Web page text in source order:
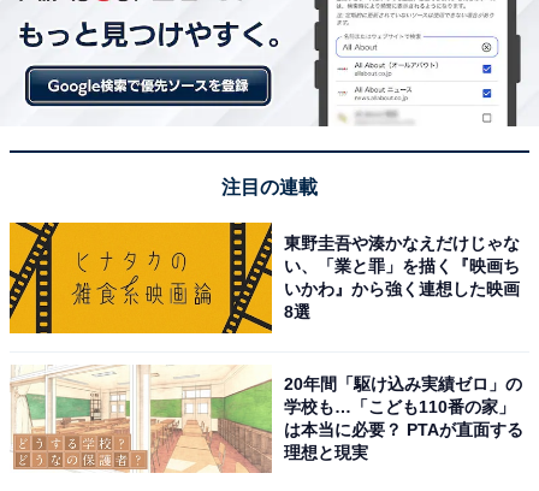
今なら「LINE MUSIC」が3か月間無料で楽しめ
る！
で、「音楽を楽しみ放題」な定額制音楽配信サービス。
信など、ここだけの機能も満載です。
今なら10周年を記念し、通常9600円の年間プランが
料で楽しむことができます。このチャンスをお見逃しな
く！
注目の連載
東野圭吾や湊かなえだけじゃな
い、「業と罪」を描く『映画ち
いかわ』から強く連想した映画
8選
20年間「駆け込み実績ゼロ」の
学校も…「こども110番の家」
は本当に必要？ PTAが直面する
理想と現実